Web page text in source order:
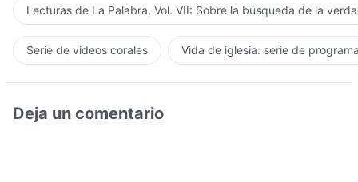
Lecturas de La Palabra, Vol. VII: Sobre la búsqueda de la
Serie de videos corales Vida de iglesia: serie de
Deja un comentario